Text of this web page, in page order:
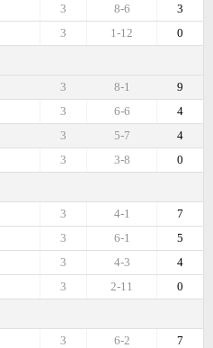
3
8-6
3
0
1-12
3
9
8-1
3
4
6-6
3
4
5-7
3
0
3-8
3
7
4-1
3
5
6-1
3
4
4-3
3
0
2-11
3
7
6-2
3